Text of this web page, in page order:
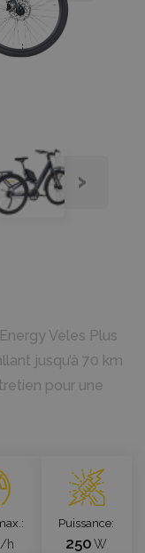
›
Veles Plus
jusqu’à 70 km
pour une
h
Puissance
250W